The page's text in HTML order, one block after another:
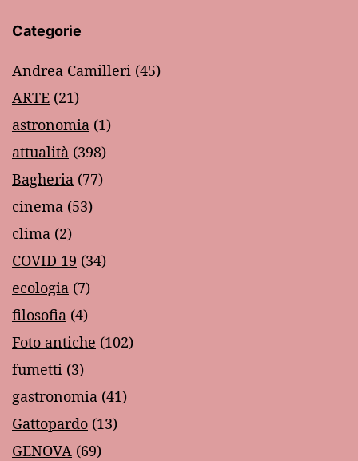
Categorie
Andrea Camilleri (45)
ARTE (21)
astronomia (1)
attualità (398)
Bagheria (77)
cinema (53)
clima (2)
COVID 19 (34)
ecologia (7)
filosofia (4)
Foto antiche (102)
fumetti (3)
gastronomia (41)
Gattopardo (13)
GENOVA (69)